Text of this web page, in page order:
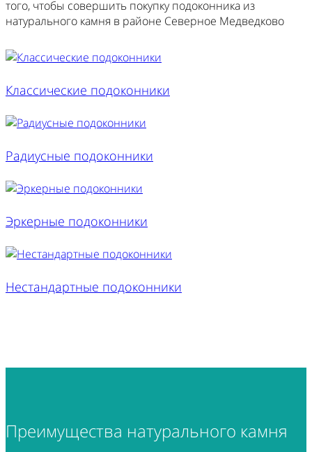
того, чтобы совершить покупку подоконника из
натурального камня в районе Северное Медведково
Классические подоконники
Радиусные подоконники
Эркерные подоконники
Нестандартные подоконники
Преимущества натурального камня